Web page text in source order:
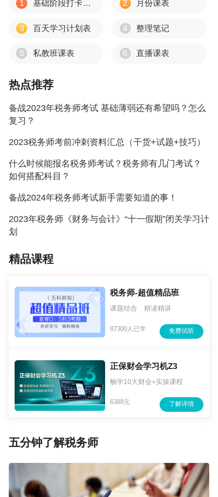
会知识迁移。
《涉税服务实务》考查的大多都是前两个的知识点，所以
在复习时候可借用《涉税服务实务》每天练习一个知识板
习，事半功倍效果显著，效率大大提升。
“三税”近年考试情况
果满星为5星的话，“三税”科目的难度大致为：
实务：★★★★★
这种科目搭配的难度属于两门较易的科目加一门
容比较多，因此适合理解记忆能力、计算能力较
强且税务基础较好的同学报考。
2.题型题量
致，各科满分140分，及格84分。
《税法（一）》、《税法（二）》题型：单项选
择题（40×1.5＝60）、多项选择题（20×2＝4
0）、计算题（2×4×2＝16）与综合分析题（2×6
30）、多项选择题（10×2＝20）、简答题（5×8
＝40）、综合分析题（2×25＝50）。
1 基础阶段打卡计划 2 月份课表
3 百天学习计划表 4 整理笔记
5 私教班课表 6 直播课表
热点推荐
备战2023年税务师考试 基础薄弱还有希望吗？怎么
复习？
2023税务师考前冲刺资料汇总（干货+试题+技巧）
什么时候能报名税务师考试？税务师有几门考试？
如何搭配科目？
备战2024年税务师考试新手需要知道的事！
2023年税务师《财务与会计》“十一假期”闭关学习计
划
精品课程
税务师-超值精品班
课题结合 精读精讲
免费试听
87300人已学
正保财会学习机Z3
畅学10大财会+实操课程
了解详情
6388元
五分钟了解税务师